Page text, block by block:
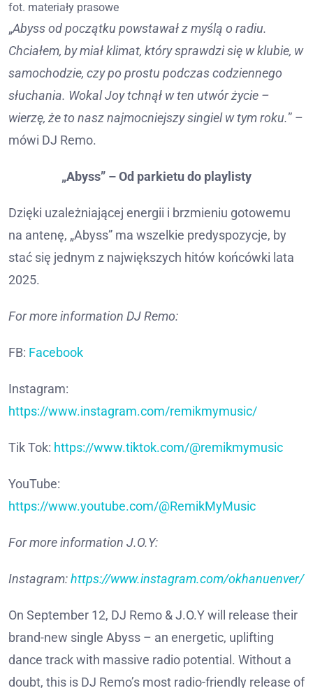
fot. materiały prasowe
„Abyss od początku powstawał z myślą o radiu.
Chciałem, by miał klimat, który sprawdzi się w klubie, w
samochodzie, czy po prostu podczas codziennego
słuchania. Wokal Joy tchnął w ten utwór życie –
wierzę, że to nasz najmocniejszy singiel w tym roku.” –
mówi DJ Remo.
„Abyss” – Od parkietu do playlisty
Dzięki uzależniającej energii i brzmieniu gotowemu
na antenę, „Abyss” ma wszelkie predyspozycje, by
stać się jednym z największych hitów końcówki lata
2025.
For more information DJ Remo:
FB: Facebook
Instagram:
https://www.instagram.com/remikmymusic/
Tik Tok: https://www.tiktok.com/@remikmymusic
YouTube:
https://www.youtube.com/@RemikMyMusic
For more information J.O.Y:
Instagram:https://www.instagram.com/okhanuenver/
On September 12, DJ Remo & J.O.Y will release their
brand-new single Abyss – an energetic, uplifting
dance track with massive radio potential. Without a
doubt, this is DJ Remo’s most radio-friendly release of